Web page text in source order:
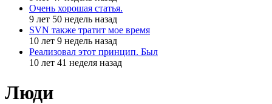
Очень хорошая статья.
9 лет 50 недель назад
SVN также тратит мое время
10 лет 9 недель назад
Реализовал этот принцип. Был
10 лет 41 неделя назад
Люди